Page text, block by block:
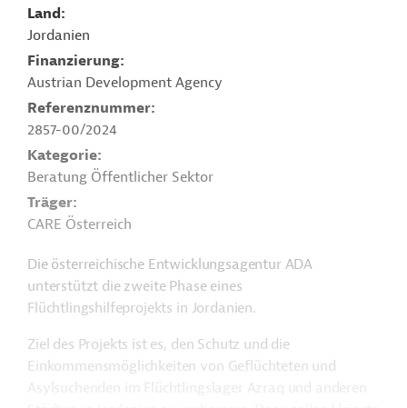
Land
Jordanien
Finanzierung
Austrian Development Agency
Referenznummer
2857-00/2024
Kategorie
Beratung Öffentlicher Sektor
Träger
CARE Österreich
Die österreichische Entwicklungsagentur ADA
unterstützt die zweite Phase eines
Flüchtlingshilfeprojekts in Jordanien.
Ziel des Projekts ist es, den Schutz und die
Einkommensmöglichkeiten von Geflüchteten und
Asylsuchenden im Flüchtlingslager Azraq und anderen